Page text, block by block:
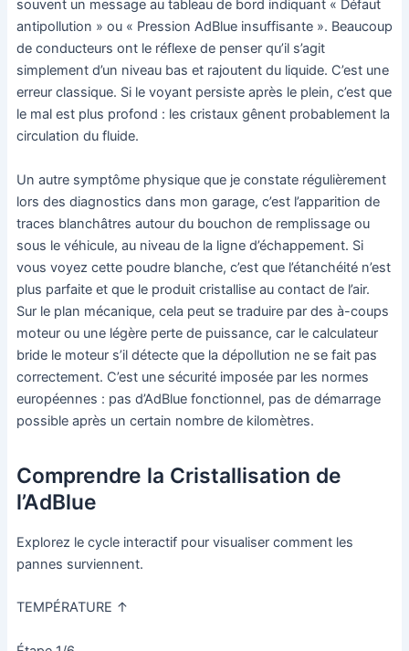
souvent un message au tableau de bord indiquant « Défaut
antipollution » ou « Pression AdBlue insuffisante ». Beaucoup
de conducteurs ont le réflexe de penser qu’il s’agit
simplement d’un niveau bas et rajoutent du liquide. C’est une
erreur classique. Si le voyant persiste après le plein, c’est que
le mal est plus profond : les cristaux gênent probablement la
circulation du fluide.
Un autre symptôme physique que je constate régulièrement
lors des diagnostics dans mon garage, c’est l’apparition de
traces blanchâtres autour du bouchon de remplissage ou
sous le véhicule, au niveau de la ligne d’échappement. Si
vous voyez cette poudre blanche, c’est que l’étanchéité n’est
plus parfaite et que le produit cristallise au contact de l’air.
Sur le plan mécanique, cela peut se traduire par des à-coups
moteur ou une légère perte de puissance, car le calculateur
bride le moteur s’il détecte que la dépollution ne se fait pas
correctement. C’est une sécurité imposée par les normes
européennes : pas d’AdBlue fonctionnel, pas de démarrage
possible après un certain nombre de kilomètres.
Comprendre la Cristallisation de
l’AdBlue
Explorez le cycle interactif pour visualiser comment les
pannes surviennent.
TEMPÉRATURE ↑